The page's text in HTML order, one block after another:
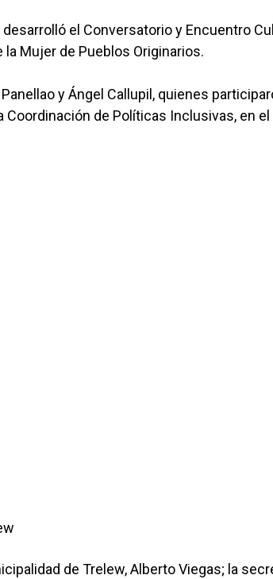
el Conversatorio y Encuentro
Mujer de Pueblos Originarios.
y Ángel Callupil, quienes
de Políticas Inclusivas, en el
de Trelew, Alberto Viegas; la